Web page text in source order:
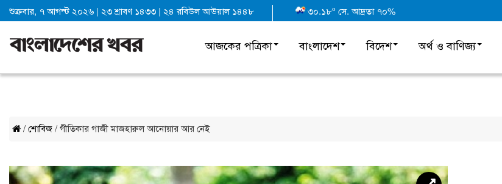
শুক্রবার, ৭ আগস্ট ২০২৬ | ২৩ শ্রাবণ ১৪৩৩ | ২৪ রবিউল আউয়াল ১৪৪৮ ৩০.১৮o সে. আদ্রতা ৭০%
আজকের পত্রিকা বাংলাদেশ বিদেশ অর্থ ও বাণিজ্য
/ শোবিজ / গীতিকার গাজী মাজহারুল আনোয়ার আর নেই